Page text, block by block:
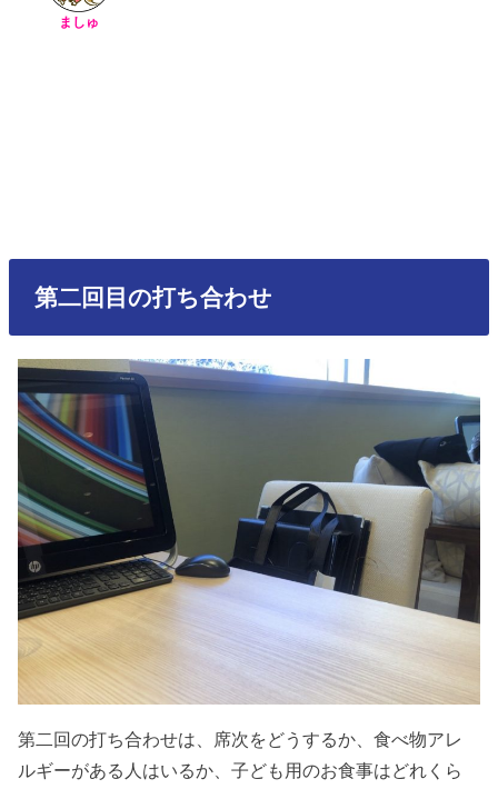
ましゅ
第二回目の打ち合わせ
第二回の打ち合わせは、席次をどうするか、食べ物アレ
ルギーがある人はいるか、子ども用のお食事はどれくら